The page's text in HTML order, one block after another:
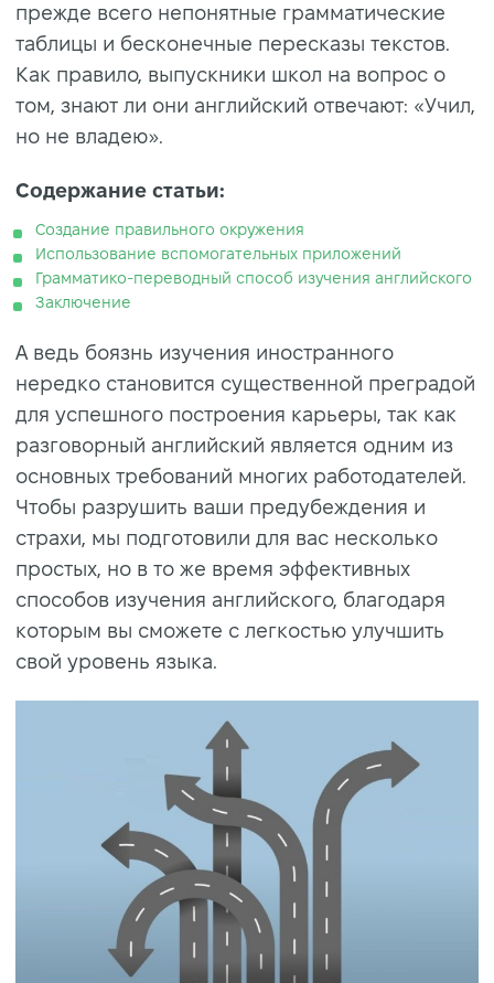
прежде всего непонятные грамматические
таблицы и бесконечные пересказы текстов.
Как правило, выпускники школ на вопрос о
том, знают ли они английский отвечают: «Учил,
но не владею».
Содержание статьи:
Создание правильного окружения
Использование вспомогательных приложений
Грамматико-переводный способ изучения английского
Заключение
А ведь боязнь изучения иностранного
нередко становится существенной преградой
для успешного построения карьеры, так как
разговорный английский является одним из
основных требований многих работодателей.
Чтобы разрушить ваши предубеждения и
страхи, мы подготовили для вас несколько
простых, но в то же время эффективных
способов изучения английского, благодаря
которым вы сможете с легкостью улучшить
свой уровень языка.